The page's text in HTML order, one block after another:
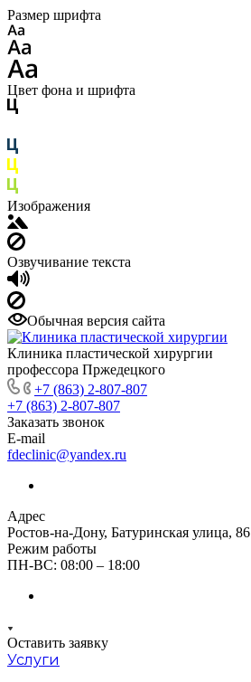
Размер шрифта
Цвет фона и шрифта
Изображения
Озвучивание текста
Обычная версия сайта
Клиника пластической хирургии
профессора Пржедецкого
+7 (863) 2-807-807
+7 (863) 2-807-807
Заказать звонок
E-mail
fdeclinic@yandex.ru
Адрес
Ростов-на-Дону, Батуринская улица, 86
Режим работы
ПН-ВС: 08:00 – 18:00
Оставить заявку
Услуги